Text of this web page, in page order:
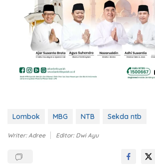
Lombok MBG NTB Sekda ntb
Writer: Adree Editor: Dwi Ayu